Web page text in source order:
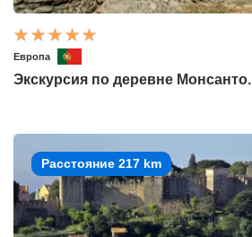
Европа
Экскурсия по деревне Монсанто.
Расстояние 217 km